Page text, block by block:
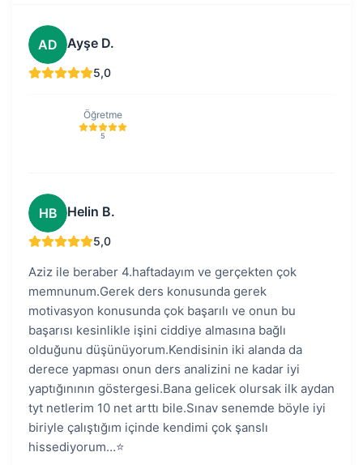
AD Ayşe D.
5,0
Öğretme
5
HB Helin B.
5,0
Aziz ile beraber 4.haftadayım ve gerçekten çok
memnunum.Gerek ders konusunda gerek
motivasyon konusunda çok başarılı ve onun bu
başarısı kesinlikle işini ciddiye almasına bağlı
olduğunu düşünüyorum.Kendisinin iki alanda da
derece yapması onun ders analizini ne kadar iyi
yaptığınının göstergesi.Bana gelicek olursak ilk aydan
tyt netlerim 10 net arttı bile.Sınav senemde böyle iyi
biriyle çalıştığım içinde kendimi çok şanslı
hissediyorum…⭐️